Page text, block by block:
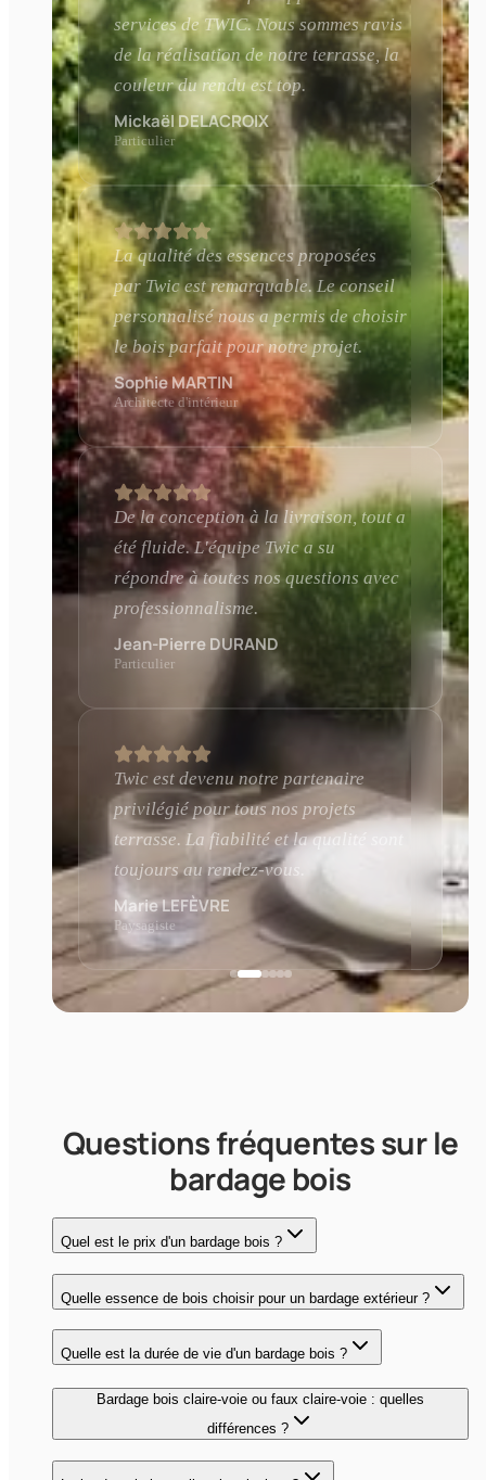
services de TWIC. Nous sommes ravis
de la réalisation de notre terrasse, la
couleur du rendu est top.
Mickaël DELACROIX
Particulier
La qualité des essences proposées
par Twic est remarquable. Le conseil
personnalisé nous a permis de choisir
le bois parfait pour notre projet.
Sophie MARTIN
Architecte d'intérieur
De la conception à la livraison, tout a
été fluide. L'équipe Twic a su
répondre à toutes nos questions avec
professionnalisme.
Jean-Pierre DURAND
Particulier
Twic est devenu notre partenaire
privilégié pour tous nos projets
terrasse. La fiabilité et la qualité sont
toujours au rendez-vous.
Marie LEFÈVRE
Paysagiste
Questions fréquentes sur le
bardage bois
Quel est le prix d'un bardage bois ?
Quelle essence de bois choisir pour un bardage extérieur ?
Quelle est la durée de vie d'un bardage bois ?
Bardage bois claire-voie ou faux claire-voie : quelles
différences ?